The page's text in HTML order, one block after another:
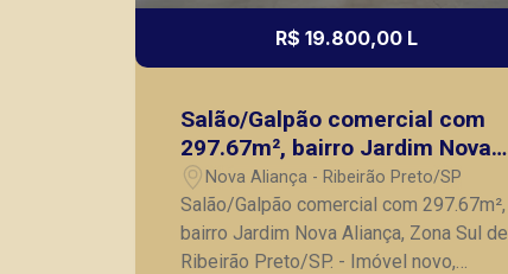
R$ 19.800,00 L
Salão/Galpão comercial com
297.67m², bairro Jardim Nova
Aliança, Zona Sul de Ribeirão
Preto/SP
Nova Aliança - Ribeirão Preto/SP
Salão/Galpão comercial com 297.67m²,
bairro Jardim Nova Aliança, Zona Sul de
Ribeirão Preto/SP. - Imóvel novo,